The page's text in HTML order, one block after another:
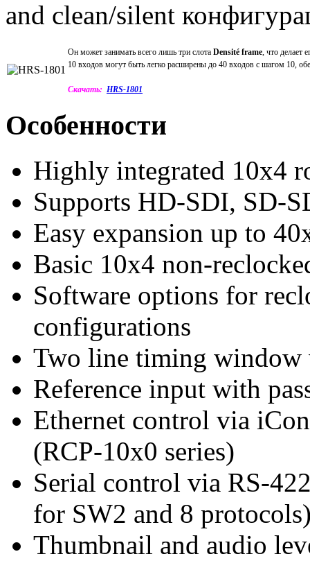
and clean/silent
Он может занимать всего лишь три слота Densité frame , что
10 входов могут быть легко расширены до 40 входов с шагом 10,
Скачать: HRS-1801
Особенности
Highly integrated 10x4
Supports HD-SDI, SD-
Easy expansion up to
Basic 10x4 non-
Software options for
configurations
Two line timing window
Reference input with
Ethernet control via
(RCP-10x0 series)
Serial control via RS-
for SW2 and 8
Thumbnail and audio